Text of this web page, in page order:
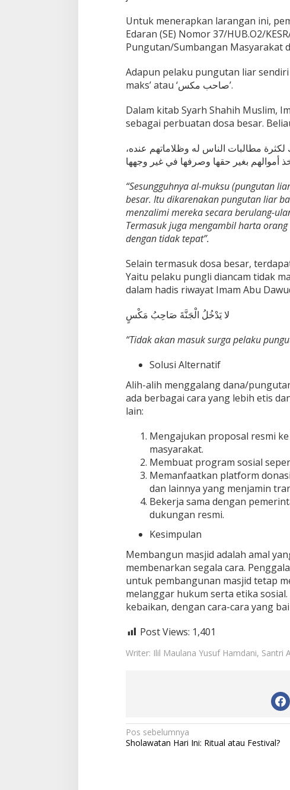
Untuk menerapkan larangan ini,
Edaran (SE) Nomor 37/HUB.O2/
Pungutan/Sumbangan Masyarakat
Adapun pelaku pungutan liar
maks’ atau ‘صاحب مكس’.
Dalam kitab Syarh Shahih Muslim,
sebagai perbuatan dosa besar.
مطالبات الناس له وظلاماتهم عنده،
أموالهم بغير حقها وصرفها في غير وجهها
“Sesungguhnya al-muksu (pungutan
besar. Itu dikarenakan pungutan liar
menzalimi mereka secara berulang-
Termasuk juga mengambil harta
dengan tidak tepat”.
Selain termasuk dosa besar,
Yaitu pelaku pungli diancam tidak
dalam hadis riwayat Imam Abu
لا يَدْخُلُ الْجَنَّةَ صَاحِبُ مَكْسٍ
“Tidak akan masuk surga pelaku
Solusi Alternatif
Alih-alih menggalang dana/
ada berbagai cara yang lebih etis
lain:
Mengajukan proposal resmi
masyarakat.
Membuat program sosial
Memanfaatkan platform
dan lainnya yang menjamin
Bekerja sama dengan
dukungan resmi.
Kesimpulan
Membangun masjid adalah amal
membenarkan segala cara.
untuk pembangunan masjid tetap
melanggar hukum serta etika
kebaikan, dengan cara-cara yang
Post Views: 1,401
Writer: Ilil Maulana Yusuf Hamdani, Santri
N
a
Pos sebelumnya
Sholawatan Hari Ini: Ritual atau Festival?